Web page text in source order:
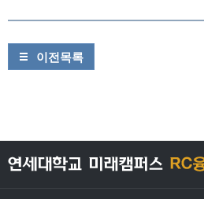
이전목록